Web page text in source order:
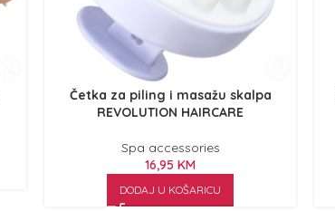
Četka za piling i masažu skalpa
REVOLUTION HAIRCARE
Spa accessories
16,95 KM
DODAJ U KOŠARICU